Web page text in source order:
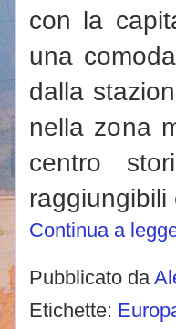
con la
una
dalla
nella zona
centro
Continua a
Pubblicato da
Etichette: